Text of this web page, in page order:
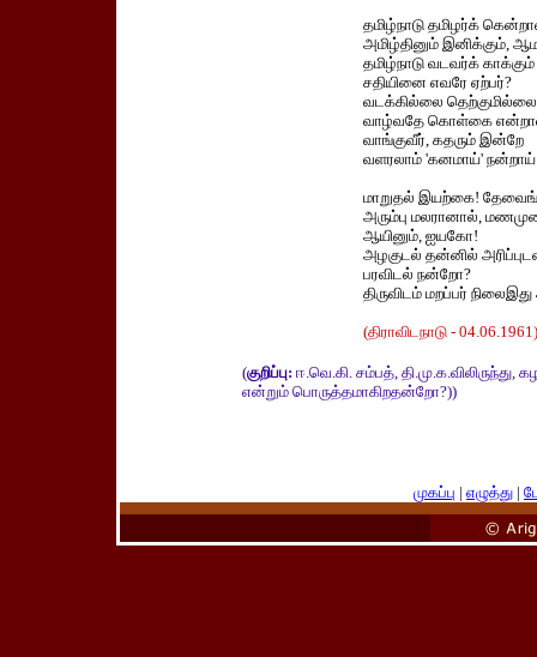
தமிழ்நாடு தமிழர்க்
அமிழ்தினும் இனிக்கும்,
தமிழ்நாடு வடவர்க் காக்கும்
சதியினை எவரே ஏற்பர்?
வடக்கில்லை தெற்குமில்லை
வாழ்வதே கொள்கை
வாங்குவீர், கதரும் இன்றே
வளரலாம் 'கனமாய்'
மாறுதல் இயற்கை!
அரும்பு மலரானால்,
ஆயினும், ஐயகோ!
அழகுடல் தன்னில்
பரவிடல் நன்றோ?
திருவிடம் மறப்பர்
(திராவிடநாடு - 04.06.1961)
(குறிப்பு: ஈ.வெ.கி. சம்பத்,
என்றும் பொருத்தமாகிறதன்றோ?))
முகப்பு | எழுத்து |